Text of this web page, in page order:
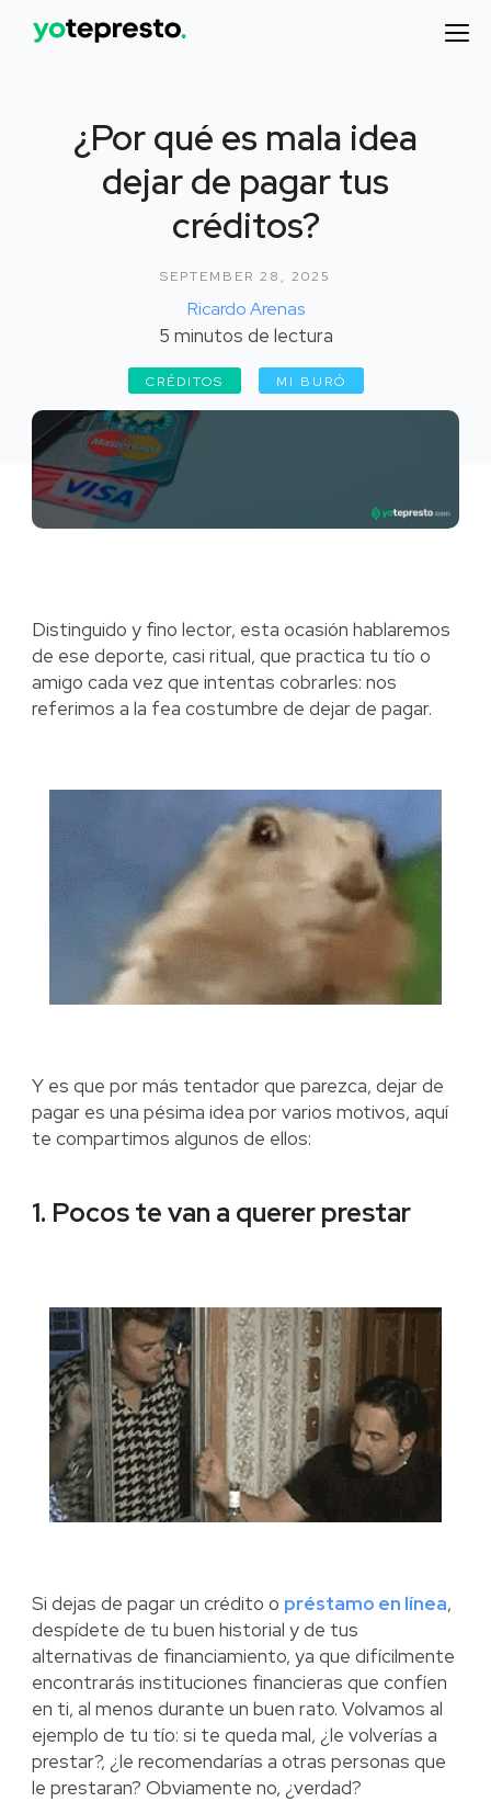
¿Por qué es mala idea
dejar de pagar tus
créditos?
SEPTEMBER 28, 2025
Ricardo Arenas
5 minutos de lectura
CRÉDITOS MI BURÓ
Distinguido y fino lector, esta ocasión hablaremos
de ese deporte, casi ritual, que practica tu tío o
amigo cada vez que intentas cobrarles: nos
referimos a la fea costumbre de dejar de pagar.
Y es que por más tentador que parezca, dejar de
pagar es una pésima idea por varios motivos, aquí
te compartimos algunos de ellos:
1. Pocos te van a querer prestar
Si dejas de pagar un crédito o préstamo en línea,
despídete de tu buen historial y de tus
alternativas de financiamiento, ya que difícilmente
encontrarás instituciones financieras que confíen
en ti, al menos durante un buen rato. Volvamos al
ejemplo de tu tío: si te queda mal, ¿le volverías a
prestar?, ¿le recomendarías a otras personas que
le prestaran? Obviamente no, ¿verdad?